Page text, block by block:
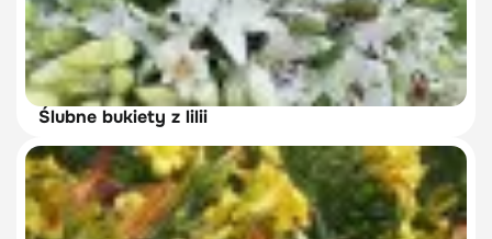
Ślubne bukiety z lilii